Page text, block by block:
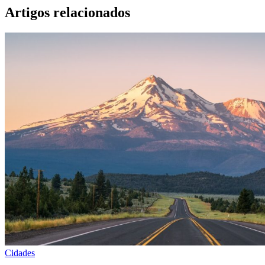
Artigos relacionados
Cidades